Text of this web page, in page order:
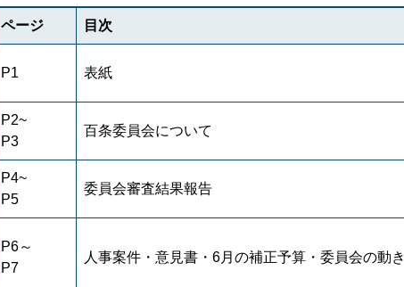
ページ 目次
P1 表紙
P2~
P3
百条委員会について
P4~
P5
委員会審査結果報告
P6～
P7
人事案件・意見書・6月の補正予算・委員会の動き